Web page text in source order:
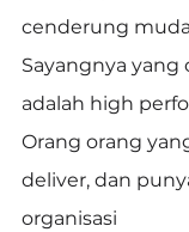
cenderung
Sayangnya
adalah high
Orang orang
deliver, dan
organisasi